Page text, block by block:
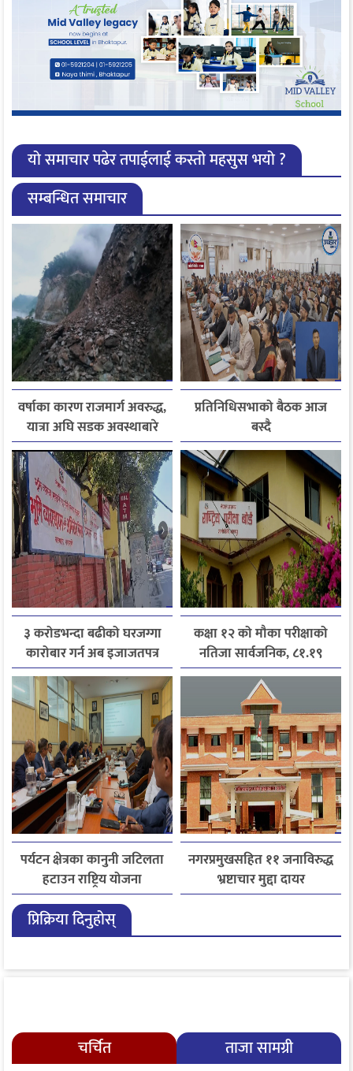
यो समाचार पढेर तपाईलाई कस्तो महसुस भयो ?
सम्बन्धित समाचार
वर्षाका कारण राजमार्ग अवरुद्ध,
यात्रा अघि सडक अवस्थाबारे
जानकारी लिन आग्रह
प्रतिनिधिसभाको बैठक आज
बस्दै
३ करोडभन्दा बढीको घरजग्गा
कारोबार गर्न अब इजाजतपत्र
अनिवार्य
कक्षा १२ को मौका परीक्षाको
नतिजा सार्वजनिक, ८१.१९
प्रतिशत विद्यार्थी उत्तीर्ण
पर्यटन क्षेत्रका कानुनी जटिलता
हटाउन राष्ट्रिय योजना
आयोगसमक्ष होटल संघ
बागमतीका पाँचबुँदे माग
नगरप्रमुखसहित ११ जनाविरुद्ध
भ्रष्टाचार मुद्दा दायर
प्रिक्रिया दिनुहोस्
चर्चित ताजा सामग्री